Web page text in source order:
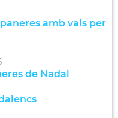
amb vals per
de Nadal